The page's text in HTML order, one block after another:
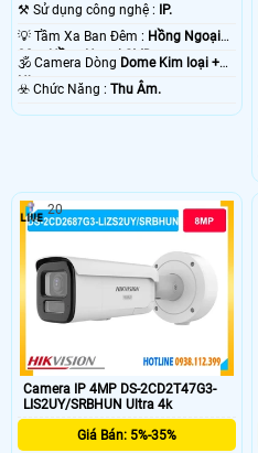
⚒ Sử dụng công nghệ : IP.
💡 Tầm Xa Ban Đêm : Hồng Ngoại
30m Hồng Ngoại SMD.
🕉️ Camera Dòng Dome Kim loại +
Nhựa.
️☣️ Chức Năng : Thu Âm.
Camera IP 4MP DS-2CD2T47G3-
LIS2UY/SRBHUN Ultra 4k
Giá Bán: 5%-35%
20